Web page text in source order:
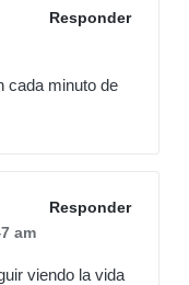
Responder
cada minuto de
Responder
am
viendo la vida